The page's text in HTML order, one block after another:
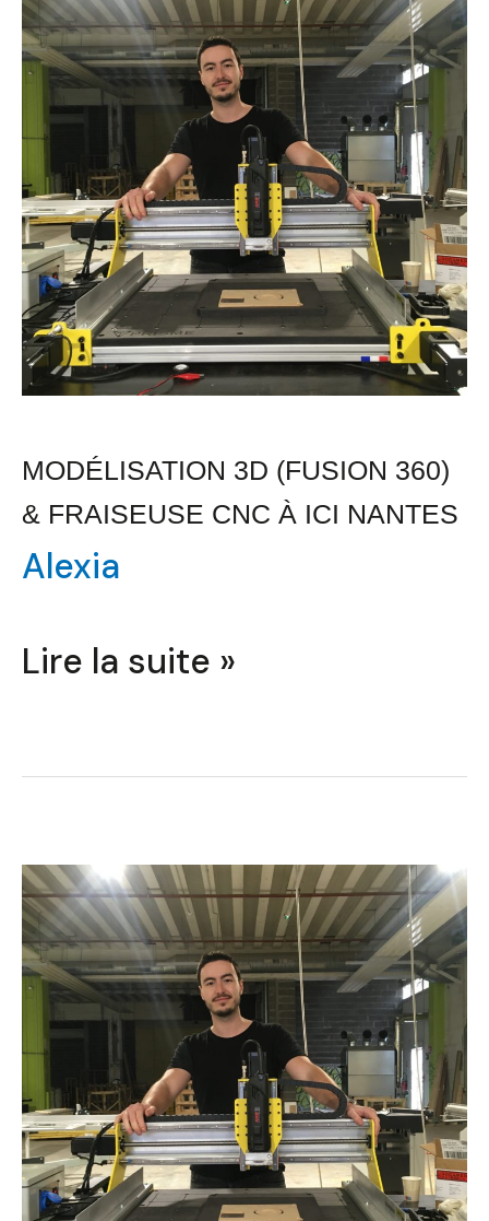
MODÉLISATION 3D (FUSION 360)
& FRAISEUSE CNC À ICI NANTES
Alexia
(Fusion
360)
Fraiseuse
CNC
à
ICI
Nantes
Lire la suite »
Modélisation
3D
(Fusion
360)
Fraiseuse
CNC
à
ICI
Marseille